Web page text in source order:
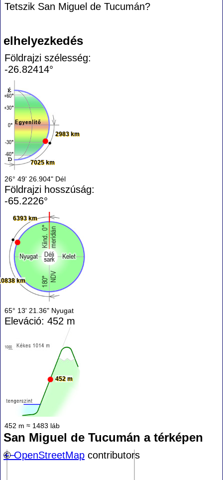
Tetszik San Miguel de Tucumán?
elhelyezkedés
Földrajzi szélesség:
-26.82414°
7025 km
2983 km
26° 49' 26.904" Dél
Földrajzi hosszúság:
-65.2226°
6393 km
km
65° 13' 21.36" Nyugat
Eleváció: 452 m
452 m
452 m ≈ 1483 láb
San Miguel de Tucumán a térképen
+−
©OpenStreetMap contributors